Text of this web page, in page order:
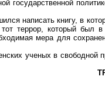
государственной
написать книгу, в
террор, который был
мера для
ученых в свободной